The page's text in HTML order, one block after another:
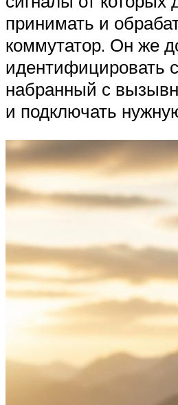
принимать и
коммутатор. Он же
идентифицировать
набранный с
и подключать